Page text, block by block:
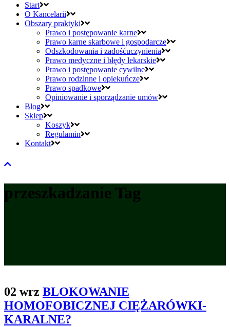
Start
O Kancelarii
Obszary praktyki
Prawo i postępowanie karne
Prawo karne skarbowe i gospodarcze
Odszkodowania i zadośćuczynienia
Prawo medyczne i błędy lekarskie
Prawo i postępowanie cywilne
Prawo rodzinne i opiekuńcze
Prawo spadkowe
Opiniowanie i sporządzanie umów
Blog
Sklep
Koszyk
Regulamin
Kontakt
przeszkadzanie Tag
02 wrz BLOKOWANIE
HOMOFOBICZNEJ CIĘŻARÓWKI-
KARALNE?